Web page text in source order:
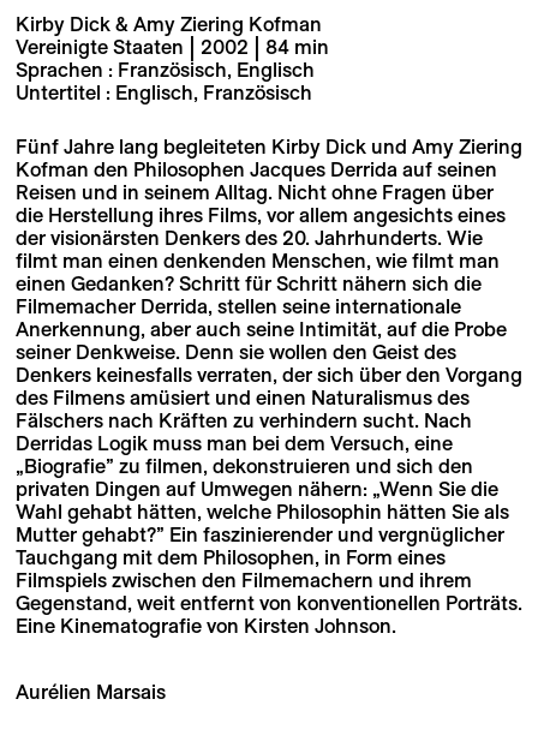
Kirby Dick & Amy Ziering Kofman
Vereinigte Staaten | 2002 | 84 min
Sprachen : Französisch, Englisch
Untertitel : Englisch, Französisch
Fünf Jahre lang begleiteten Kirby Dick und Amy Ziering
Kofman den Philosophen Jacques Derrida auf seinen
Reisen und in seinem Alltag. Nicht ohne Fragen über
die Herstellung ihres Films, vor allem angesichts eines
der visionärsten Denkers des 20. Jahrhunderts. Wie
filmt man einen denkenden Menschen, wie filmt man
einen Gedanken? Schritt für Schritt nähern sich die
Filmemacher Derrida, stellen seine internationale
Anerkennung, aber auch seine Intimität, auf die Probe
seiner Denkweise. Denn sie wollen den Geist des
Denkers keinesfalls verraten, der sich über den Vorgang
des Filmens amüsiert und einen Naturalismus des
Fälschers nach Kräften zu verhindern sucht. Nach
Derridas Logik muss man bei dem Versuch, eine
„Biografie” zu filmen, dekonstruieren und sich den
privaten Dingen auf Umwegen nähern: „Wenn Sie die
Wahl gehabt hätten, welche Philosophin hätten Sie als
Mutter gehabt?” Ein faszinierender und vergnüglicher
Tauchgang mit dem Philosophen, in Form eines
Filmspiels zwischen den Filmemachern und ihrem
Gegenstand, weit entfernt von konventionellen Porträts.
Eine Kinematografie von Kirsten Johnson.
Aurélien Marsais